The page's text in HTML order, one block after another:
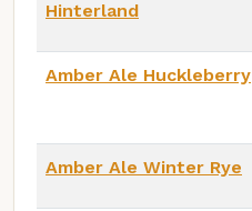
Hinterland
Amber Ale Huckleberry
Amber Ale Winter Rye